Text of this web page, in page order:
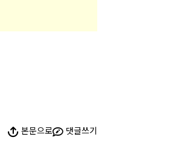
본문으로 댓글쓰기